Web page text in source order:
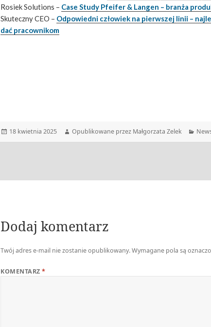
Rosiek Solutions – Case Study Pfeifer & Langen – branża
Skuteczny CEO – Odpowiedni człowiek na pierwszej linii –
dać pracownikom
Data
18 kwietnia 2025 Autor
Opublikowane przez Małgorzata Zelek
Dodaj komentarz
Twój adres e-mail nie zostanie opublikowany.Wymagane pola są
KOMENTARZ*